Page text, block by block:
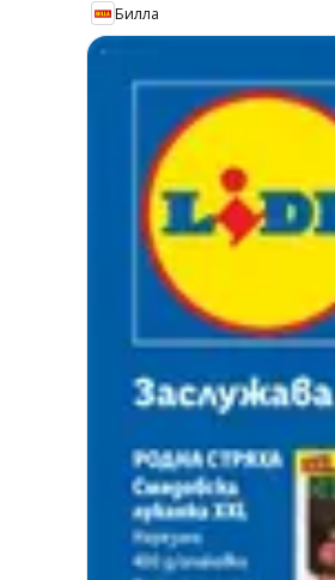
Билла